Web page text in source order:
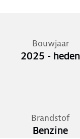
Bouwjaar
2025 - heden
Brandstof
Benzine